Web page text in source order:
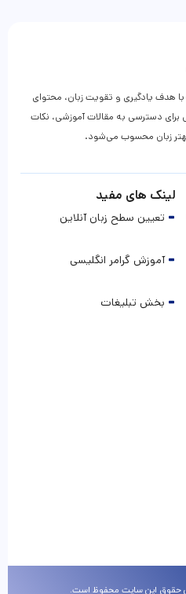
هدف یادگیری و تقویت زبان، محتوای
برای دسترسی به مقالات آموزشی، نکات
بهتر زبان محسوب می‌شود.
لینک های مفید
تعیین سطح زبان آنلاین
آموزش گرامر انگلیسی
بخش تبلیغات